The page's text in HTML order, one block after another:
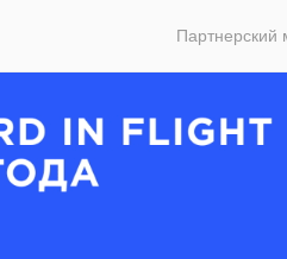
Партнерский